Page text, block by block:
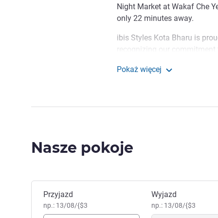
Night Market at Wakaf Che
only 22 minutes away.
ibis Styles Kota Bharu is
recognizing our
impact while ensuring a
colorful geometrical design
Zakaria Harun, Zarządzanie
Pokaż więcej
Nasze pokoje
Zarezerwuj ten hotel
Przyjazd
np.: 13/08/{$3
Wyjazd
np.: 13/08/{$3